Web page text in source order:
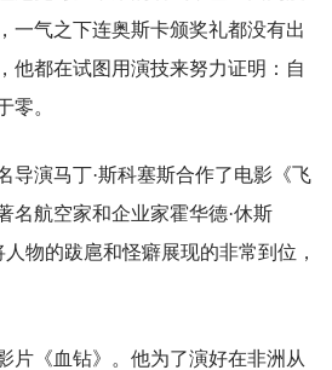
一气之下连奥斯卡颁奖礼都没有出
他都在试图用演技来努力证明：自
零。
导演马丁·斯科塞斯合作了电影《飞
名航空家和企业家霍华德·休斯
人物的跋扈和怪癖展现的非常到位，
片《血钻》。他为了演好在非洲从